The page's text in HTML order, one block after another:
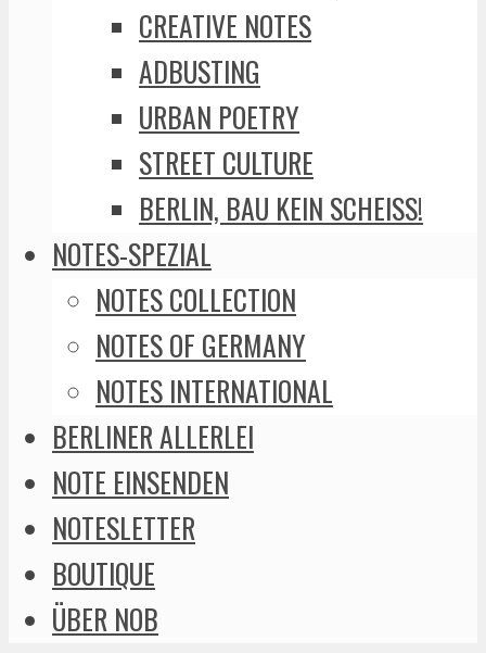
CREATIVE NOTES
ADBUSTING
URBAN POETRY
STREET CULTURE
BERLIN, BAU KEIN SCHEISS!
NOTES-SPEZIAL
NOTES COLLECTION
NOTES OF GERMANY
NOTES INTERNATIONAL
BERLINER ALLERLEI
NOTE EINSENDEN
NOTESLETTER
BOUTIQUE
ÜBER NOB